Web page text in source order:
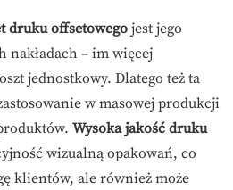
druku offsetowego jest jego
nakładach – im więcej
jednostkowy. Dlatego też ta
w masowej produkcji
Wysoka jakość druku
wizualną opakowań, co
klientów, ale również może